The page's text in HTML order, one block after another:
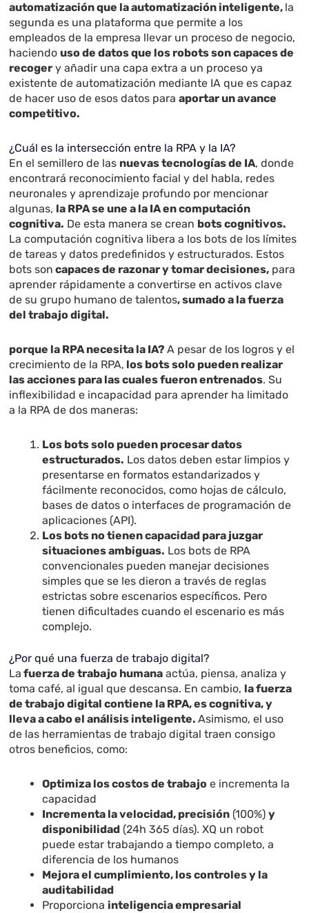
automatización que la automatización inteligente, la
segunda es una plataforma que permite a los
empleados de la empresa llevar un proceso de negocio,
haciendouso de datos que los robots son capaces de
recoger y añadir una capa extra a un proceso ya
existente de automatización mediante IA que es capaz
de hacer uso de esos datos paraaportar un avance
competitivo.
¿Cuál es la intersección entre la RPA y la IA?
En el semillero de las nuevas tecnologías de IA, donde
encontrará reconocimiento facial y del habla, redes
neuronales y aprendizaje profundo por mencionar
algunas, la RPA se une a la IA en computación
cognitiva. De esta manera se crean bots cognitivos.
La computación cognitiva libera a los bots de los límites
de tareas y datos predefinidos y estructurados. Estos
bots son capaces de razonar y tomar decisiones, para
aprender rápidamente a convertirse en activos clave
de su grupo humano de talentos, sumado a la fuerza
del trabajo digital.
porque la RPA necesita la IA?A pesar de los logros y el
crecimiento de la RPA, los bots solo pueden realizar
las acciones para las cuales fueron entrenados. Su
inflexibilidad e incapacidad para aprender ha limitado
a la RPA de dos maneras:
Los bots solo pueden procesar datos
estructurados. Los datos deben estar limpios y
presentarse en formatos estandarizados y
fácilmente reconocidos, como hojas de cálculo,
bases de datos o interfaces de programación de
aplicaciones (API).
Los bots no tienen capacidad para juzgar
situaciones ambiguas. Los bots de RPA
convencionales pueden manejar decisiones
simples que se les dieron a través de reglas
estrictas sobre escenarios específicos. Pero
tienen dificultades cuando el escenario es más
complejo.
¿Por qué una fuerza de trabajo digital?
La fuerza de trabajo humana actúa, piensa, analiza y
toma café, al igual que descansa. En cambio, la fuerza
de trabajo digital contiene la RPA, es cognitiva, y
lleva a cabo el análisis inteligente.Asimismo, el uso
de las herramientas de trabajo digital traen consigo
otros beneficios, como:
Optimiza los costos de trabajo e incrementa la
capacidad
Incrementa la velocidad, precisión (100%)y
disponibilidad (24h 365 días). XQ un robot
puede estar trabajando a tiempo completo, a
diferencia de los humanos
Mejora el cumplimiento, los controles y la
auditabilidad
Proporciona inteligencia empresarial